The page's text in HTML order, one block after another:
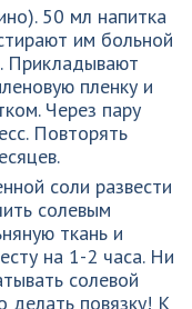
50 мл напитка
им больной
Прикладывают
пленку и
Через пару
Повторять
соли развести
солевым
ткань и
на 1-2 часа. Ни
солевой
делать повязку! К